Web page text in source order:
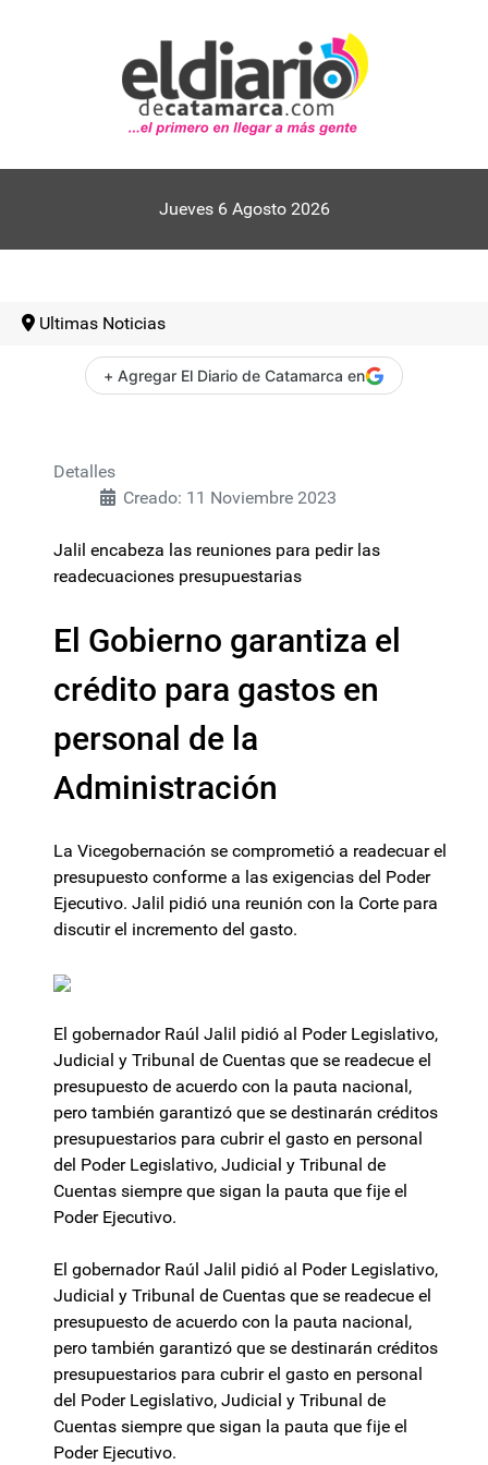
Jueves 6 Agosto 2026
Ultimas Noticias
+ Agregar El Diario de Catamarca en
Detalles
Creado: 11 Noviembre 2023
Jalil encabeza las reuniones para pedir las
readecuaciones presupuestarias
El Gobierno garantiza el
crédito para gastos en
personal de la
Administración
La Vicegobernación se comprometió a readecuar el
presupuesto conforme a las exigencias del Poder
Ejecutivo. Jalil pidió una reunión con la Corte para
discutir el incremento del gasto.
El gobernador Raúl Jalil pidió al Poder Legislativo,
Judicial y Tribunal de Cuentas que se readecue el
presupuesto de acuerdo con la pauta nacional,
pero también garantizó que se destinarán créditos
presupuestarios para cubrir el gasto en personal
del Poder Legislativo, Judicial y Tribunal de
Cuentas siempre que sigan la pauta que fije el
Poder Ejecutivo.
El gobernador Raúl Jalil pidió al Poder Legislativo,
Judicial y Tribunal de Cuentas que se readecue el
presupuesto de acuerdo con la pauta nacional,
pero también garantizó que se destinarán créditos
presupuestarios para cubrir el gasto en personal
del Poder Legislativo, Judicial y Tribunal de
Cuentas siempre que sigan la pauta que fije el
Poder Ejecutivo.